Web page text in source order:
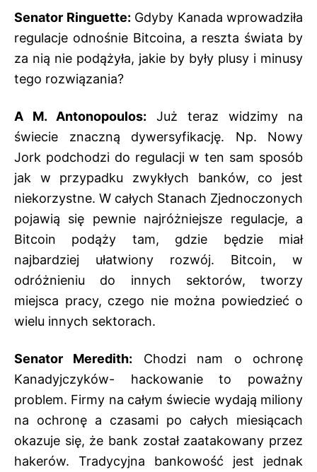
Senator Ringuette: Gdyby Kanada wprowadziła
regulacje odnośnie Bitcoina, a reszta świata by
za nią nie podążyła, jakie by były plusy i minusy
tego rozwiązania?
A M. Antonopoulos: Już teraz widzimy na
świecie znaczną dywersyfikację. Np. Nowy
Jork podchodzi do regulacji w ten sam sposób
jak w przypadku zwykłych banków, co jest
niekorzystne. W całych Stanach Zjednoczonych
pojawią się pewnie najróżniejsze regulacje, a
Bitcoin podąży tam, gdzie będzie miał
najbardziej ułatwiony rozwój. Bitcoin, w
odróżnieniu do innych sektorów, tworzy
miejsca pracy, czego nie można powiedzieć o
wielu innych sektorach.
Senator Meredith: Chodzi nam o ochronę
Kanadyjczyków- hackowanie to poważny
problem. Firmy na całym świecie wydają miliony
na ochronę a czasami po całych miesiącach
okazuje się, że bank został zaatakowany przez
hakerów. Tradycyjna bankowość jest jednak